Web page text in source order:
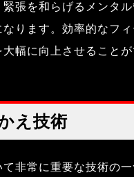
張を和らげるメンタ
ります。効率的なフ
幅に向上させることが
え技術
非常に重要な技術の